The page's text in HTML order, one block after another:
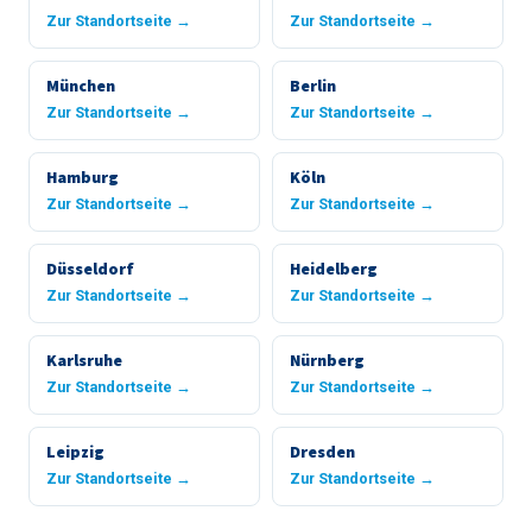
Zur Standortseite → Zur Standortseite →
München
Zur Standortseite →
Berlin
Zur Standortseite →
Hamburg
Zur Standortseite →
Köln
Zur Standortseite →
Düsseldorf
Zur Standortseite →
Heidelberg
Zur Standortseite →
Karlsruhe
Zur Standortseite →
Nürnberg
Zur Standortseite →
Leipzig
Zur Standortseite →
Dresden
Zur Standortseite →